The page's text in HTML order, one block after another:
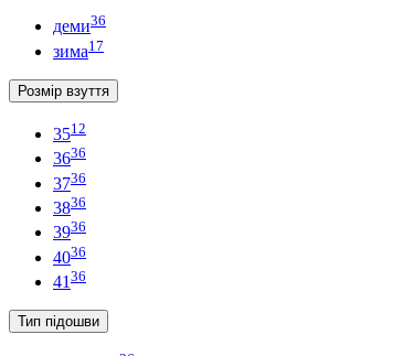
деми36
зима17
Розмір взуття
3512
3636
3736
3836
3936
4036
41 36
Тип підошви